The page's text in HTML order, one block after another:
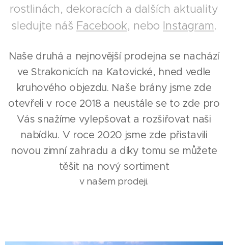
rostlinách, dekoracích a dalších aktuality
sledujte náš Facebook, nebo Instagram.
Naše druhá a nejnovější prodejna se nachází
ve Strakonicích na Katovické, hned vedle
kruhového objezdu. Naše brány jsme zde
otevřeli v roce 2018 a neustále se to zde pro
Vás snažíme vylepšovat a rozšiřovat naši
nabídku. V roce 2020 jsme zde přistavili
novou zimní zahradu a díky tomu se můžete
těšit na nový sortiment
v našem prodeji.